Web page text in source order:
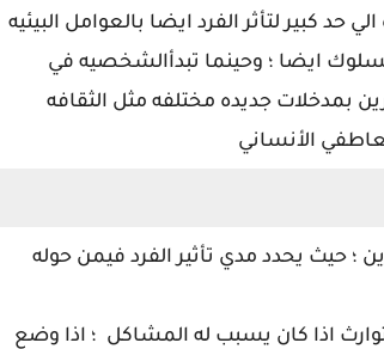
كبير لتأثر الفرد ايضا بالعوامل البيئيه
ايضا ؛ وحينما تبدأالشخصيه في
بمدخلات جديده مختلفه مثل الثقافه
الأنساني
؛ حيث يحدد مدي تأثير الفرد فيمن حوله
اذا كان يسبب له المشاكل ؛ اذا وضع